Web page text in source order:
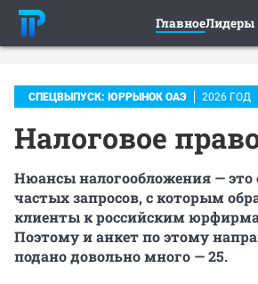
ГлавноеЛидеры
СПЕЦВЫПУСК: ЮРРЫНОК ОАЭ 2026 ГОД
Налоговое
Нюансы налогообложения —
частых запросов, с которым
клиенты к российским
Поэтому и анкет по этому
подано довольно много — 25.